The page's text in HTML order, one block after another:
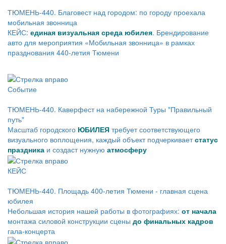
ТЮМЕНЬ-440. Благовест над городом: по городу проехала
мобильная звонница
КЕЙС: единая визуальная среда юбилея. Брендирование
авто для мероприятия «Мобильная звонница» в рамках
празднования 440-летия Тюмени
Событие
ТЮМЕНЬ-440. Каверфест на набережной Туры "Правильный
путь"
Масштаб городского ЮБИЛЕЯ требует соответствующего
визуального воплощения, каждый объект подчеркиваетстатус
праздника и создаст нужную атмосферу
КЕЙС
ТЮМЕНЬ-440. Площадь 400-летия Тюмени - главная сцена
юбилея
Небольшая история нашей работы в фотографиях: от начала
монтажа силовой конструкции сцены до финальных кадров
гала-концерта